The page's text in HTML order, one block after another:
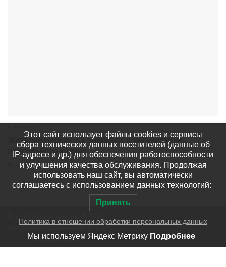
Жителей Норильска обвиняют в организации
подпольного казино
09:36 07 августа 242
город». 18+
Этот сайт использует файлы cookies и сервисы
сбора технических данных посетителей (данные об
IP-адресе и др.) для обеспечения работоспособности
и улучшения качества обслуживания. Продолжая
использовать наш сайт, вы автоматически
соглашаетесь с использованием данных технологий:
Принять
Политика в отношении обработки персональных данных
Мы используем Яндекс Метрику Подробнее